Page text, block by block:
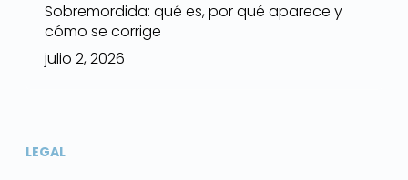
Sobremordida: qué es, por qué aparece y
cómo se corrige
julio 2, 2026
LEGAL